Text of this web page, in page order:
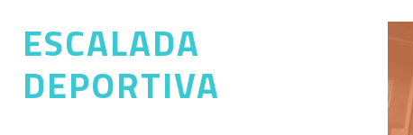
ESCALADA
DEPORTIVA